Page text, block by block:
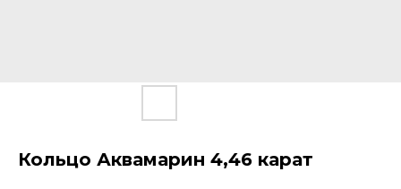
Кольцо Аквамарин 4,46 карат